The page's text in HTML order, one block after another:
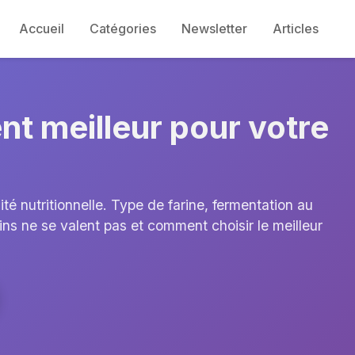
Accueil Catégories Newsletter Articles
meilleur pour votre
nutritionnelle. Type de farine, fermentation au
ne se valent pas et comment choisir le meilleur